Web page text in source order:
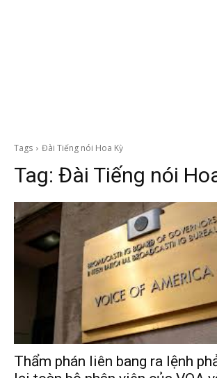
Tags Đài Tiếng nói Hoa Kỳ
Tag: Đài Tiếng nói
Thẩm phán liên bang ra lệnh